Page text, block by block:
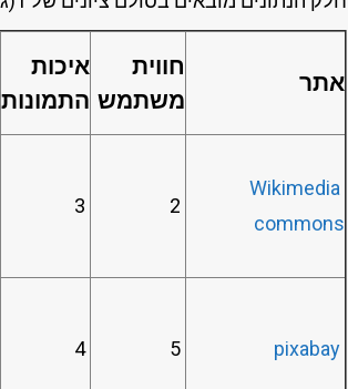
אתר
חווית
משתמש
איכות
התמונות
Wikimedia
commons
pixabay
4